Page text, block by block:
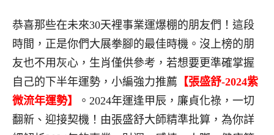
恭喜那些在未來30天裡事業運爆棚的朋友們！這段
時間，正是你們大展拳腳的最佳時機。沒上榜的朋
友也不用灰心，生肖僅供參考，若想要更準確掌握
自己的下半年運勢，小編強力推薦 【張盛舒-2024紫
微流年運勢】
。2024年運逢甲辰，廉貞化祿，一切
翻新、迎接契機！由張盛舒大師精準批算，為你詳